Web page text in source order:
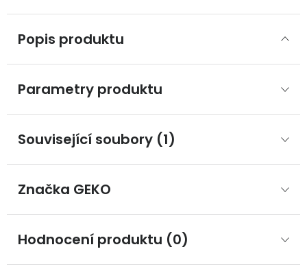
Popis produktu
Parametry produktu
Související soubory (1)
Značka GEKO
Hodnocení produktu (0)